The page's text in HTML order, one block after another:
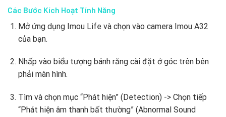
Các Bước Kích Hoạt Tính Năng
Mở ứng dụng Imou Life và chọn vào camera Imou A32
của bạn.
Nhấp vào biểu tượng bánh răng cài đặt ở góc trên bên
phải màn hình.
Tìm và chọn mục “Phát hiện” (Detection) -> Chọn tiếp
“Phát hiện âm thanh bất thường” (Abnormal Sound